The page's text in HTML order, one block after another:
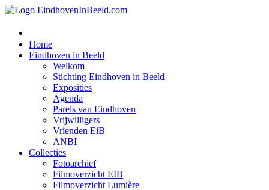
Home
Eindhoven in Beeld
Welkom
Stichting Eindhoven in Beeld
Exposities
Agenda
Parels van Eindhoven
Vrijwilligers
Vrienden EiB
ANBI
Collecties
Fotoarchief
Filmoverzicht EIB
Filmoverzicht Lumière